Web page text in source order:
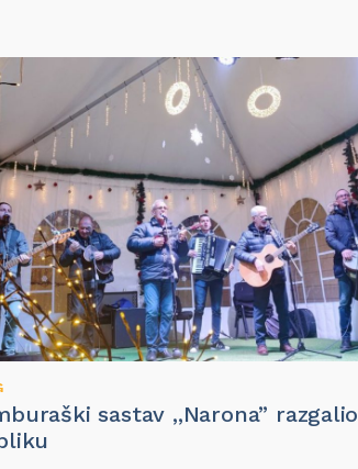
sastav ,,Narona” razgalio